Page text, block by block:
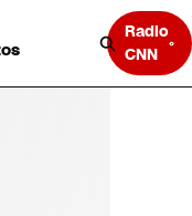
Radio
CNN